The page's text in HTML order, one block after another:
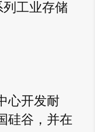
列工业存储
心开发耐
硅谷，并在